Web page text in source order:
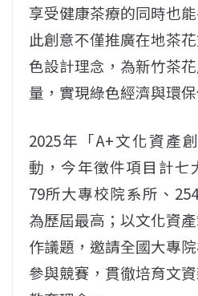
享受健康茶療的同時也
此創意不僅推廣在地茶
色設計理念，為新竹茶
量，實現綠色經濟與環保
2025年「A+文化資產
動，今年徵件項目計七
79所大專校院系所、
為歷屆最高；以文化資
作議題，邀請全國大專
參與競賽，貫徹培育文